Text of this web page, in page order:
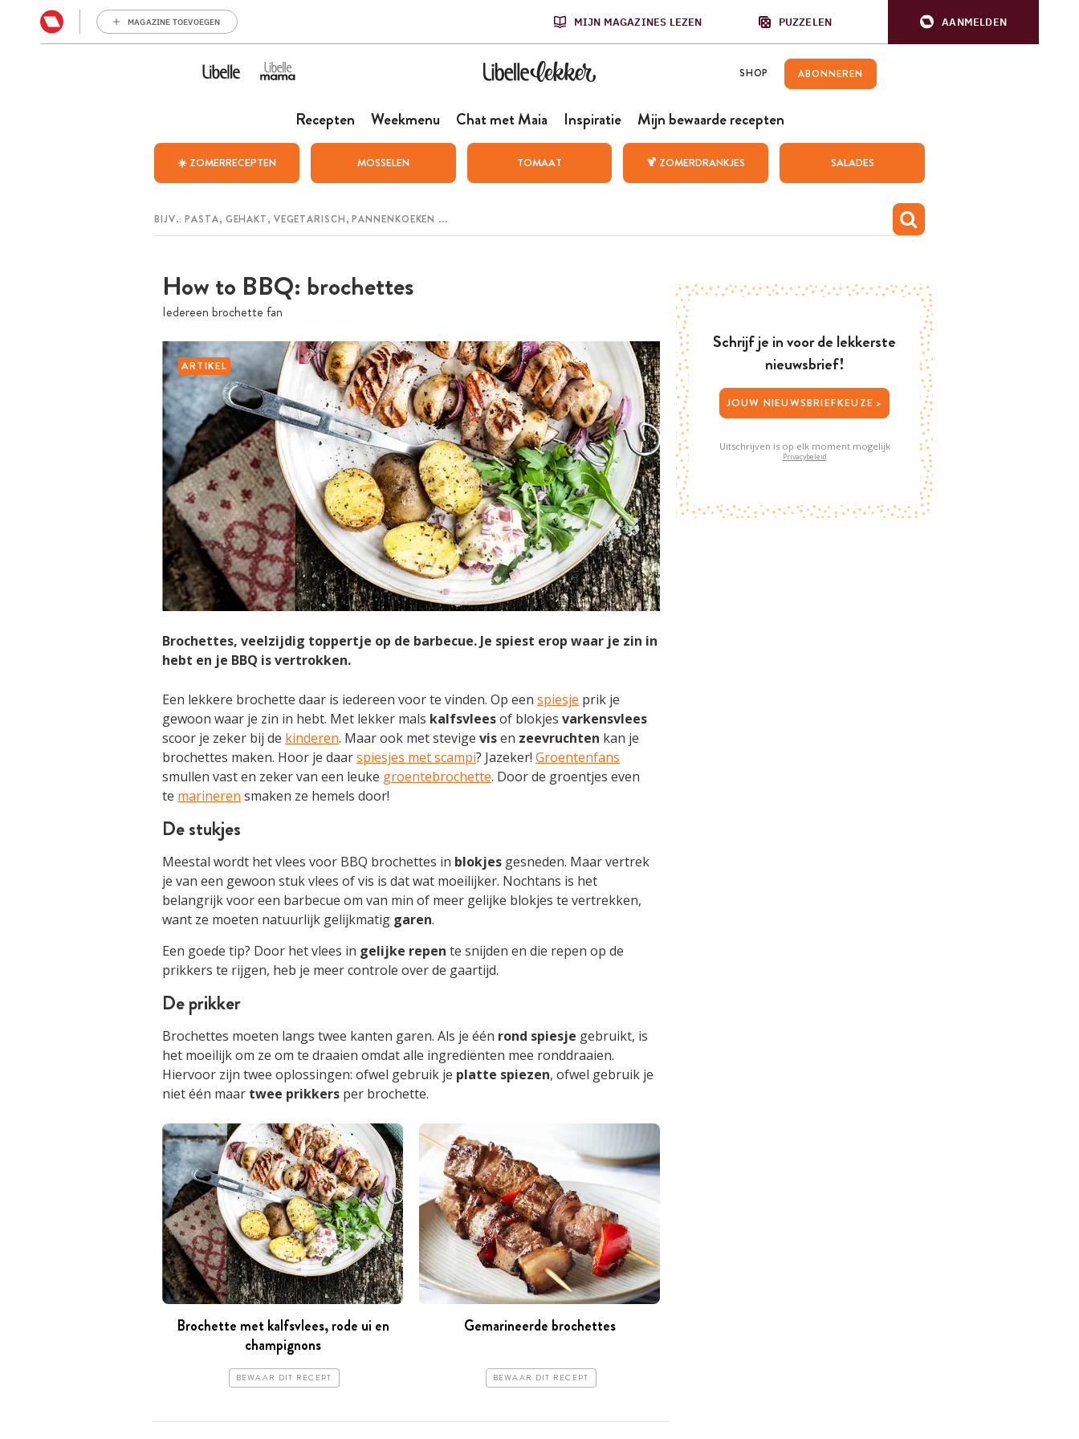
MAGAZINE TOEVOEGEN MIJN MAGAZINES LEZEN PUZZELEN AANMELDEN
SHOP ABONNEREN
Recepten Weekmenu Chat met Maia Inspiratie Mijn bewaarde recepten
☀️ ZOMERRECEPTEN MOSSELEN TOMAAT 🍹 ZOMERDRANKJES SALADES
How to BBQ: brochettes
Iedereen brochette fan
ARTIKEL
Brochettes, veelzijdig toppertje op de barbecue. Je spiest erop waar je zin in
hebt en je BBQ is vertrokken.
Een lekkere brochette daar is iedereen voor te vinden. Op een spiesje prik je
gewoon waar je zin in hebt. Met lekker mals kalfsvleesof blokjes varkensvlees
scoor je zeker bij de kinderen. Maar ook met stevige visen zeevruchten kan je
brochettes maken. Hoor je daarspiesjes met scampi? Jazeker! Groentenfans
smullen vast en zeker van een leuke groentebrochette. Door de groentjes even
te marineren smaken ze hemels door!
De stukjes
Meestal wordt het vlees voor BBQ brochettes in blokjes gesneden. Maar vertrek
je van een gewoon stuk vlees of vis is dat wat moeilijker. Nochtans is het
belangrijk voor een barbecue om van min of meer gelijke blokjes te vertrekken,
want ze moeten natuurlijk gelijkmatig garen.
Een goede tip? Door het vlees in gelijke repen te snijden en die repen op de
prikkers te rijgen, heb je meer controle over de gaartijd.
De prikker
Brochettes moeten langs twee kanten garen. Als je één rond spiesje gebruikt, is
het moeilijk om ze om te draaien omdat alle ingrediënten mee ronddraaien.
Hiervoor zijn twee oplossingen: ofwel gebruik je platte spiezen, ofwel gebruik je
niet één maar twee prikkers per brochette.
Brochette met kalfsvlees, rode ui en
champignons
BEWAAR DIT RECEPT
Gemarineerde brochettes
BEWAAR DIT RECEPT
Schrijf je in voor de lekkerste
nieuwsbrief!
JOUW NIEUWSBRIEFKEUZE >
Uitschrijven is op elk moment mogelijk
Privacybeleid